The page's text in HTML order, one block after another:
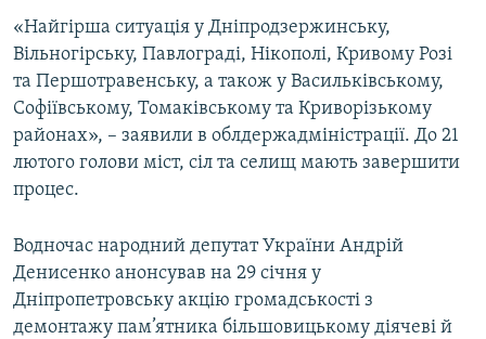
УКР
КТАТ
ДОЛУЧАЙСЯ!
Усі сайти RFE/RL
«Найгірша ситуація у Дніпродзержинську,
Вільногірську, Павлограді, Нікополі, Кривому Розі
та Першотравенську, а також у Васильківському,
Софіївському, Томаківському та Криворізькому
районах», – заявили в облдержадміністрації. До 21
лютого голови міст, сіл та селищ мають завершити
процес.
Водночас народний депутат України Андрій
Денисенко анонсував на 29 січня у
Дніпропетровську акцію громадськості з
демонтажу пам’ятника більшовицькому діячеві й